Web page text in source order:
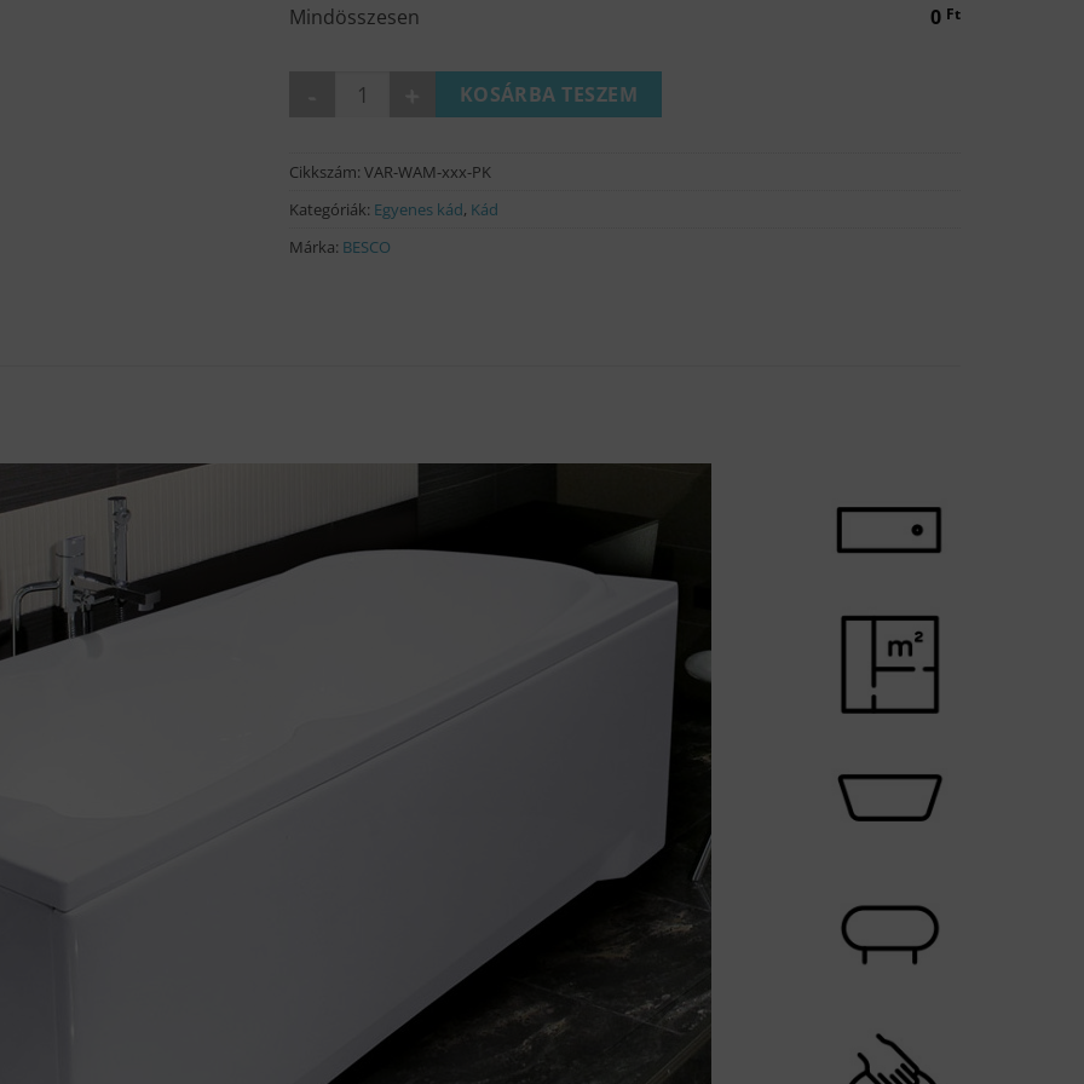
Mindösszesen 0 Ft
MAJKA NOVA egyenes kád (5 méret) mennyiség
KOSÁRBA TESZEM
Cikkszám: VAR-WAM-xxx-PK
Kategóriák: Egyenes kád, Kád
Márka: BESCO